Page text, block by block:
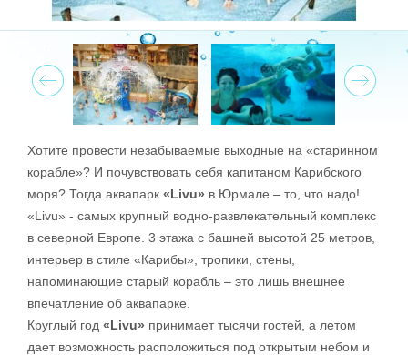
Prev Next
Хотите провести незабываемые выходные на «старинном
корабле»? И почувствовать себя капитаном Карибского
моря? Тогда аквапарк «Livu» в Юрмале – то, что надо!
«Livu» - самых крупный водно-развлекательный комплекс
в северной Европе. 3 этажа с башней высотой 25 метров,
интерьер в стиле «Карибы», тропики, стены,
напоминающие старый корабль – это лишь внешнее
впечатление об аквапарке.
Круглый год «Livu» принимает тысячи гостей, а летом
дает возможность расположиться под открытым небом и